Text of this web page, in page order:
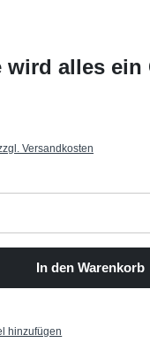
wird alles ein
Versandkosten
Gib den
In den Warenkorb
hinzufügen